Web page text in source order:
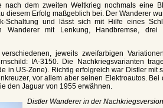
nach dem zweiten Weltkrieg nochmals eine
diesem Erfolg maßgeblich bei. Der Wanderer
Schaltung und lässt sich mit Hilfe eines
Wanderer mit Lenkung, Handbremse, drei
jeweils zweifarbigen
IA-3150. Die Nachkriegsvarianten
in US-Zone). Richtig erfolgreich war Distler mit
vor allem aber seinen Elektroautos. Bei
den Jaguar von 1955 erwähnen.
Distler Wanderer in der Nachkriegsversion